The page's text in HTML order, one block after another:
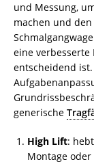
und Messung,
machen und
eine verbesserte
entscheidend
generische
High Lift:
Montage